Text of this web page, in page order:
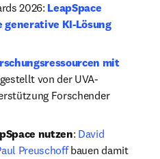
2026: LeapSpace
KI-Lösung
mit
von der UVA-
Forschender
nutzen: David
Preuschoff bauen damit